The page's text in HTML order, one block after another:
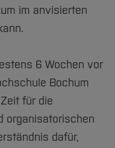
im anvisierten
6 Wochen vor
Bochum
für die
organisatorischen
dafür,